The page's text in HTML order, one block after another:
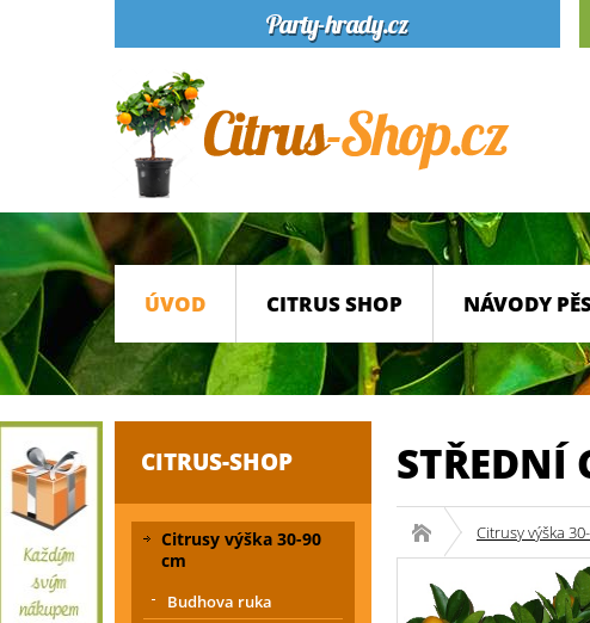
ÚVOD CITRUS SHOP NÁVODY
Citrusy výška
CITRUS-SHOP
Citrusy výška 30-90
cm
Budhova ruka